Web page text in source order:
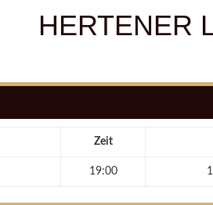
HERTENER
Zeit
19:00